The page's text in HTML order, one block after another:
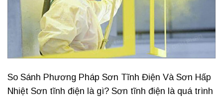
So Sánh Phương Pháp Sơn Tĩnh Điện Và Sơn Hấp
Nhiệt Sơn tĩnh điện là gì? Sơn tĩnh điện là quá trình